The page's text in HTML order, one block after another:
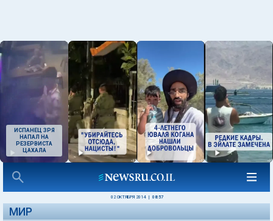
ИСПАНЕЦ ЗРЯ
НАПАЛ НА
РЕЗЕРВИСТА
ЦАХАЛА
02 ОКТЯБРЯ 2014 08:57
МИР